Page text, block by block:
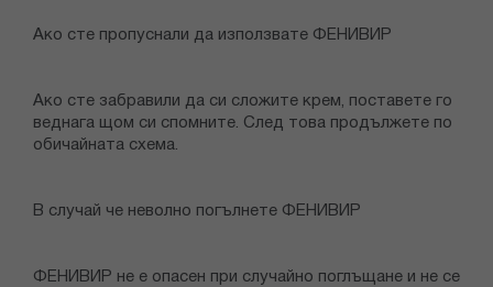
Ако сте пропуснали да използвате ФЕНИВИР
Ако сте забравили да си сложите крем, поставете го
веднага щом си спомните. След това продължете по
обичайната схема.
В случай че неволно погълнете ФЕНИВИР
ФЕНИВИР не е опасен при случайно поглъщане и не се